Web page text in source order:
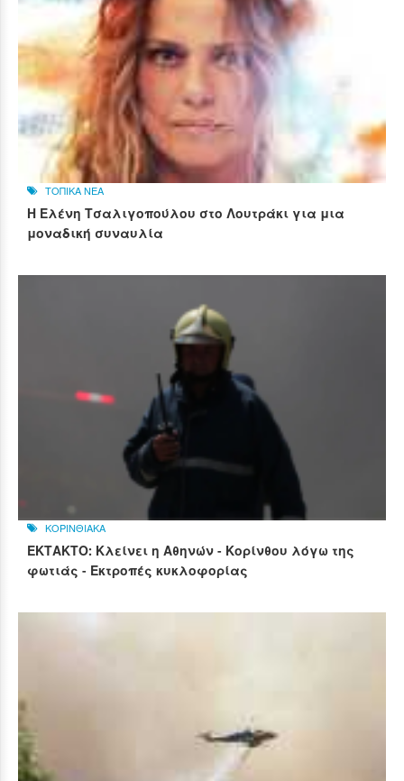
ΤΟΠΙΚΑ ΝΕΑ
Η Ελένη Τσαλιγοπούλου στο Λουτράκι για μια
μοναδική συναυλία
ΚΟΡΙΝΘΙΑΚΑ
ΕΚΤΑΚΤΟ: Κλείνει η Αθηνών - Κορίνθου λόγω της
φωτιάς - Εκτροπές κυκλοφορίας